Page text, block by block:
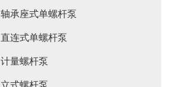
轴承座式单螺杆泵
直连式单螺杆泵
计量螺杆泵
立式螺杆泵